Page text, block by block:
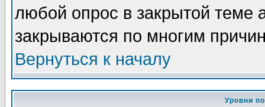
любой опрос в закрытой теме
закрываются по многим
Вернуться к началу
Уровни